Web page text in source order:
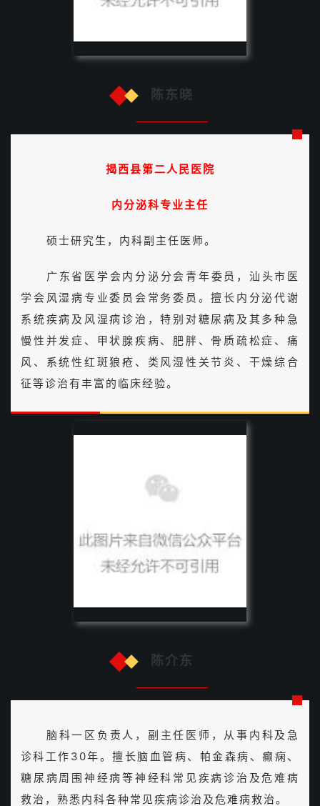
陈东晓
揭西县第二人民医院
内分泌科专业主任
硕士研究生，内科副主任医师。
广东省医学会内分泌分会青年委员，汕头市医
学会风湿病专业委员会常务委员。擅长内分泌代谢
系统疾病及风湿病诊治，特别对糖尿病及其多种急
慢性并发症、甲状腺疾病、肥胖、骨质疏松症、痛
风、系统性红斑狼疮、类风湿性关节炎、干燥综合
征等诊治有丰富的临床经验。
陈介东
脑科一区负责人，副主任医师，从事内科及急
诊科工作30年。擅长脑血管病、帕金森病、癫痫、
糖尿病周围神经病等神经科常见疾病诊治及危难病
救治，熟悉内科各种常见疾病诊治及危难病救治。